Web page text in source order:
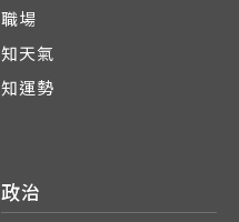
職場
知天氣
知運勢
政治